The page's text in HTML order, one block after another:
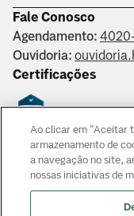
Fale Conosco
Agendamento:
Ouvidoria:
Certificações
Saber mais
Responsáveis
- CRM 152994.
Ao clicar em "Aceitar
armazenamento de
a navegação no site,
nossas iniciativas de